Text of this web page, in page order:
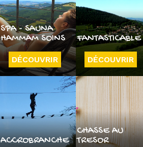
SPA - SAUNA
HAMMAM SOINS
DÉCOUVRIR
FANTASTICABLE
DÉCOUVRIR
ACCROBRANCHE
CHASSE AU
TRESOR